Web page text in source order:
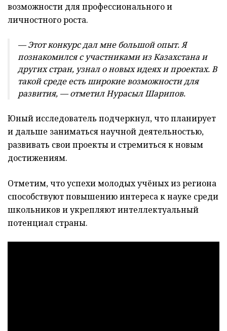
возможности для профессионального и
личностного роста.
— Этот конкурс дал мне большой опыт. Я
познакомился с участниками из Казахстана и
других стран, узнал о новых идеях и проектах. В
такой среде есть широкие возможности для
развития, — отметил Нурасыл Шарипов.
Юный исследователь подчеркнул, что планирует
и дальше заниматься научной деятельностью,
развивать свои проекты и стремиться к новым
достижениям.
Отметим, что успехи молодых учёных из региона
способствуют повышению интереса к науке среди
школьников и укрепляют интеллектуальный
потенциал страны.